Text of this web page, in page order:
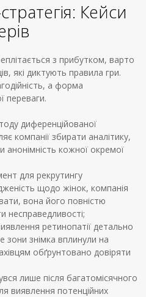
Кейси
з прибутком, варто
які диктують правила гри.
а форма
переваги.
диференційованої
компанії збирати аналітику,
кожної окремої
для рекрутингу
щодо жінок, компанія
вона його повністю
несправедливості;
ретинопатії детально
зони знімка вплинули на
обґрунтовано довіряти
лише після багатомісячного
виявлення потенційних